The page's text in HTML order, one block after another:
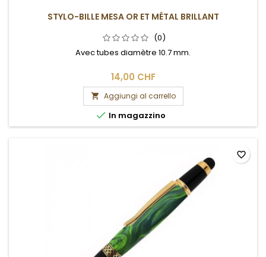
STYLO-BILLE MESA OR ET MÉTAL BRILLANT
(0)
Avec tubes diamètre 10.7 mm.
14,00 CHF
 Aggiungi al carrello
 In magazzino
favorite_border